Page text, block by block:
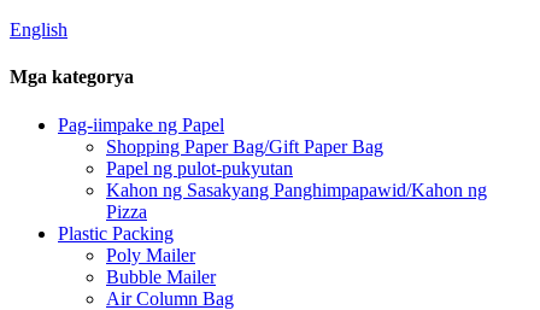
English
Mga kategorya
Pag-iimpake ng Papel
Shopping Paper Bag/Gift Paper Bag
Papel ng pulot-pukyutan
Kahon ng Sasakyang Panghimpapawid/Kahon ng
Pizza
Plastic Packing
Poly Mailer
Bubble Mailer
Air Column Bag